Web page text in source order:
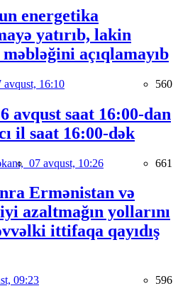
energetika
yatırıb, lakin
açıqlamayıb
avqust, 16:10 560
avqust saat 16:00-dan
il saat 16:00-dək
07 avqust, 10:26 661
Ermənistan və
azaltmağın yollarını
ittifaqa qayıdış
09:23 596